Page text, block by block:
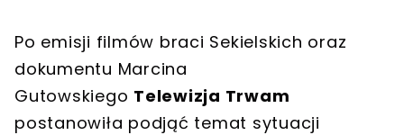
Po emisji filmów braci Sekielskich oraz
dokumentu Marcina
Gutowskiego Telewizja Trwam
postanowiła podjąć temat sytuacji